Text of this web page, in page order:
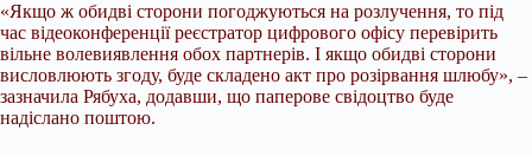
«Якщо ж обидві сторони погоджуються на розлучення, то під
час відеоконференції реєстратор цифрового офісу перевірить
вільне волевиявлення обох партнерів. І якщо обидві сторони
висловлюють згоду, буде складено акт про розірвання шлюбу», –
зазначила Рябуха, додавши, що паперове свідоцтво буде
надіслано поштою.